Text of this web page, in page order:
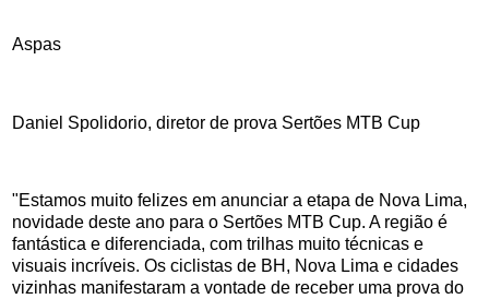
Aspas
Daniel Spolidorio, diretor de prova Sertões MTB Cup
"Estamos muito felizes em anunciar a etapa de Nova Lima,
novidade deste ano para o Sertões MTB Cup. A região é
fantástica e diferenciada, com trilhas muito técnicas e
visuais incríveis. Os ciclistas de BH, Nova Lima e cidades
vizinhas manifestaram a vontade de receber uma prova do